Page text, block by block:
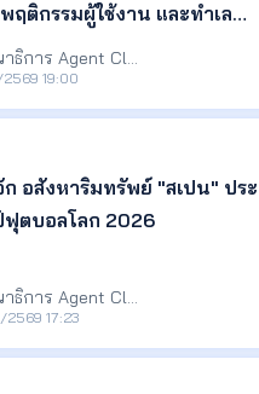
ฤติกรรมผู้ใช้งาน และทำเล
ก LivingInsider พร้อม
ท้อนความสนใจของผู้ค้นหา
จ้าของอสังหาฯ เอเจนต์ และ
ตามทิศทางตลาด และนำ
แผนกา
บรรณาธิการ Agent Club
19:00
อสังหาริมทรัพย์ "สเปน" ประ
ฟุตบอลโลก 2026
บรรณาธิการ Agent Club
17:23